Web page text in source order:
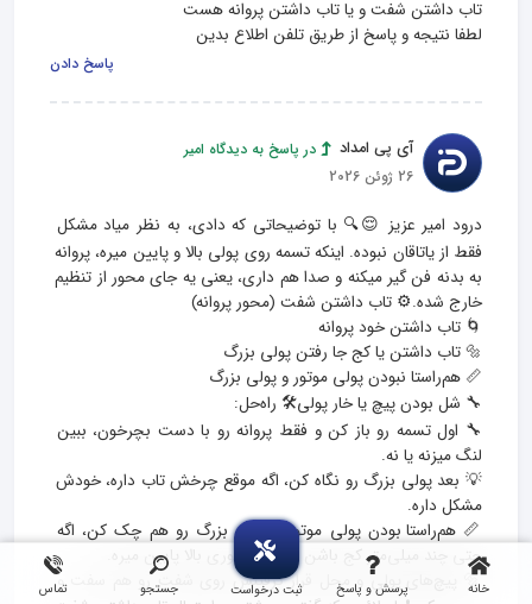
خانه پرسش و پاسخ ثبت درخواست جستجو تماس
لطفا نتیجه و پاسخ از طریق تلفن اطلاع بدین
پاسخ دادن
آی پی امداد
در پاسخ به دیدگاه امیر
26 ژوئن 2026
درود امیر عزیز 😌🔍 با توضیحاتی که دادی، به نظر میاد مشکل
فقط از یاتاقان نبوده. اینکه تسمه روی پولی بالا و پایین میره، پروانه
به بدنه فن گیر میکنه و صدا هم داری، یعنی یه جای محور از تنظیم
🔧 اول تسمه رو باز کن و فقط پروانه رو با دست بچرخون، ببین
💡 بعد پولی بزرگ رو نگاه کن، اگه موقع چرخش تاب داره، خودش
📏 هم‌راستا بودن پولی موتور و پولی بزرگ رو هم چک کن، اگه
🔩 پیچ‌های پولی و محل قرار گرفتنش روی شفت رو هم سفت و